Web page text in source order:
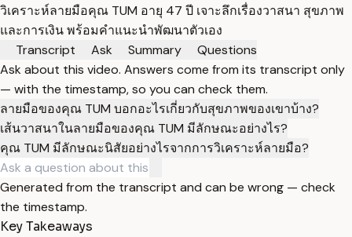
วิเคราะห์ลายมือคุณ TUM อายุ 47 ปี เจาะลึกเรื่องวาสนา สุขภาพ
และการเงิน พร้อมคำแนะนำพัฒนาตัวเอง
Transcript
Ask Summary
Questions
Ask about this video. Answers come from its transcript only
— with the timestamp, so you can check them.
ลายมือของคุณ TUM บอกอะไรเกี่ยวกับสุขภาพของเขาบ้าง?
เส้นวาสนาในลายมือของคุณ TUM มีลักษณะอย่างไร?
คุณ TUM มีลักษณะนิสัยอย่างไรจากการวิเคราะห์ลายมือ?
Generated from the transcript and can be wrong — check
the timestamp.
Key Takeaways